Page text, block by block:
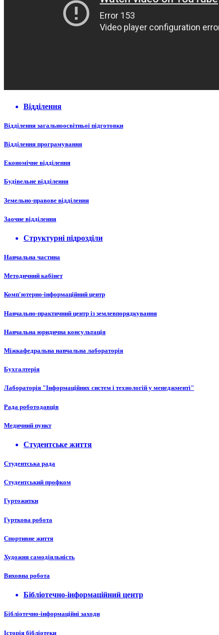
Відділення
Відділення загальноосвітньої підготовки
Відділення програмування
Економічне відділення
Будівельне відділення
Земельно-правове відділення
Заочне відділення
Структурні підрозділи
Навчальна частина
Методичний кабінет
Комп'ютерно-інформаційний центр
Навчально-практичний центр із землевпорядкування
Навчальна юридична консультація
Міжкафедральна навчальна лабораторія
Бухгалтерія
Лабораторія "Інформаційних систем і технологій у менеджменті"
Рада роботодавців
Медичний пункт
Студентське життя
Студентська рада
Студентський профком
Гуртожитки
Гурткова робота
Спортивне життя
Художня самодіяльність
Виховна робота
Бібліотечно-інформаційний центр
Бібліотечно-інформаційні заходи
Історія бібліотеки